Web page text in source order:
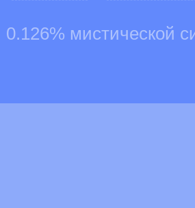
0.126% мистической